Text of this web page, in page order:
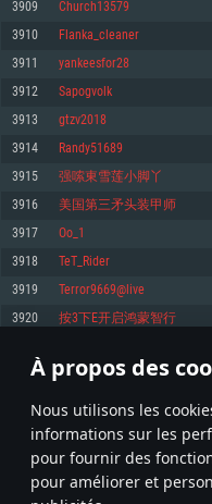
À propos des
Nous utilisons les
informations sur les
pour fournir des
pour améliorer et
Processeur: Dual-Core 2.2 GHz
Mémoire: 4 GB
Carte graphique supportant
GeForce GTX 660. La résolution
Connection: Connexion Internet
Disque dur: 23.1 Go (client
Recommandée
1060 et plus, Radeon RX 570 et
Disque dur: 75.9 Go (client
Processeur: Core i5, minimum
pas supportés)
Mémoire: 6 GB
Carte graphique: Intel Iris Pro
résolution minimale supportée
Connection: Connexion Internet
Disque dur: 62,2 Go (client
Recommandée
OS: Mac OS Big Sur 11.0 ou plus
Processeur: Core i7 (Les
Mémoire: 8 GB
Carte graphique: Radeon Vega
Disque dur: 62,2 Go (client
Processeur: Dual-Core 2.4 GHz
Mémoire: 4 GB
Carte graphique: NVIDIA 660
de même pour AMD (La
720p)
Connection: Connexion Internet
Disque dur: 62,2 Go (client
Recommandée
OS: Ubuntu 20.04 64bit
Processeur: Intel Core i7
Mémoire: 8 GB
Carte graphique: NVIDIA 1060
6 mois et supportant Vulkan
Connection: Connexion Internet
Disque dur: 60,2 Go (client
3909 Church13579
3910 Flanka_cleaner
3911 yankeesfor28
3912 Sapogvolk
3913 gtzv2018
3914 Randy51689
3915 强嗦東雪莲小脚丫
3916 美国第三矛头装甲师
3917 Oo_1
3918 TeT_Rider
3919 Terror9669@live
3920 按3下E开启鸿蒙智行
* Classement mis à jour
195